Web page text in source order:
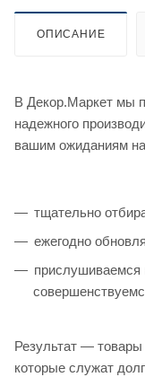
ОПИСАНИЕ
В Декор.Маркет мы
надежного
вашим ожиданиям
тщательно
ежегодно
прислушиваемся
Результат —
которые служат